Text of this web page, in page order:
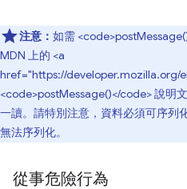
注意： 如需
MDN 上的 <a
href="https://developer.mozilla.org/
<code>postMessage()</code> 說明
一讀。請特別注意，資料必須可序列
無法序列化。
從事危險行為